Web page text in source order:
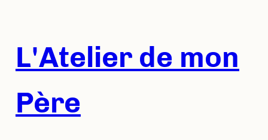
contenu
L'Atelier de mon
Père